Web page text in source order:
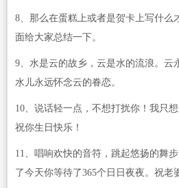
8、那么在蛋糕上或者是贺卡上写什么
面给大家总结一下。
9、水是云的故乡，云是水的流浪。云
水儿永远怀念云的眷恋。
10、说话轻一点，不想打扰你！我只
祝你生日快乐！
11、唱响欢快的音符，跳起悠扬的舞
了今天你等待了365个日日夜夜。祝老